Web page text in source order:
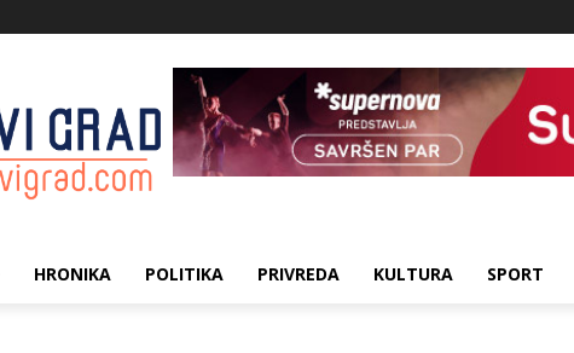
HRONIKA POLITIKA PRIVREDA KULTURA SPORT